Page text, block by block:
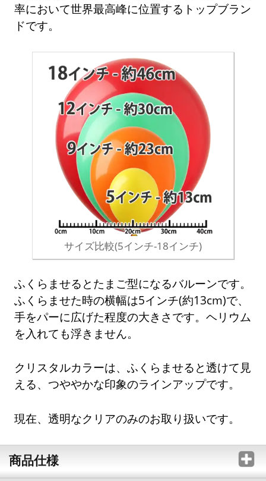
率において世界最高峰に位置するトップブラン
ドです。
サイズ比較(5インチ-18インチ)
ふくらませるとたまご型になるバルーンです。
ふくらませた時の横幅は5インチ(約13cm)で、
手をパーに広げた程度の大きさです。ヘリウム
を入れても浮きません。
クリスタルカラーは、ふくらませると透けて見
える、つややかな印象のラインアップです。
現在、透明なクリアのみのお取り扱いです。
商品仕様